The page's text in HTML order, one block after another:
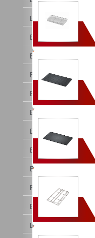
BEAR VARIMIXER
BECKERS
BERKEL
BERTOS
BESSERVACUUM
BOKNI
BONGARD
BRAS
BRAVILOR BONAMAT
BREMA
BRISKLY
BRITA